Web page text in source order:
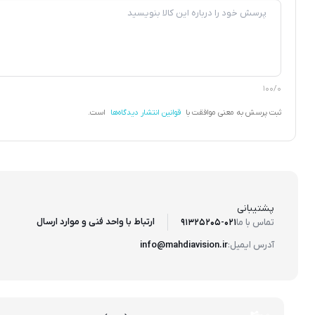
100/0
ثبت پرسش به معنی موافقت با قوانین انتشار دیدگاه‌ها است.
پشتیبانی
تماس با ما91325205-021
آدرس ایمیل:info@mahdiavision.ir
ارتباط با واحد فنی و موارد ارسال